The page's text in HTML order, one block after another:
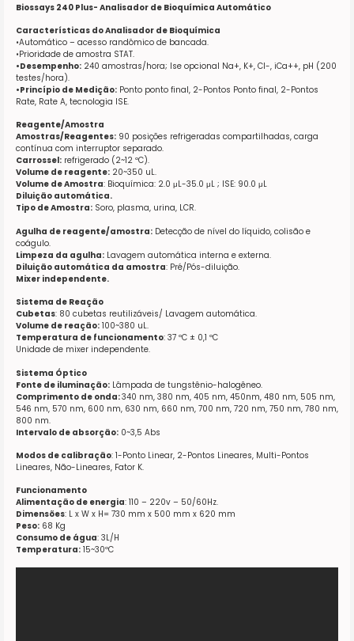
Biossays 240 Plus- Analisador de Bioquímica Automático
Características do Analisador de Bioquímica
•Automático – acesso randômico de bancada.
•Prioridade de amostra STAT.
•Desempenho: 240 amostras/hora; Ise opcional Na+, K+, Cl-, iCa++, pH (200
testes/hora).
•Princípio de Medição: Ponto ponto final, 2-Pontos Ponto final, 2-Pontos
Rate, Rate A, tecnologia ISE.
Reagente/Amostra
Amostras/Reagentes: 90 posições refrigeradas compartilhadas, carga
contínua com interruptor separado.
Carrossel: refrigerado (2~12 ºC).
Volume de reagente: 20~350 uL.
Volume de Amostra: Bioquímica: 2.0 μL-35.0 μL ; ISE: 90.0 μL
Diluição automática.
Tipo de Amostra: Soro, plasma, urina, LCR.
Agulha de reagente/amostra: Detecção de nível do líquido, colisão e
coágulo.
Limpeza da agulha: Lavagem automática interna e externa.
Diluição automática da amostra: Pré/Pós-diluição.
Mixer independente.
Sistema de Reação
Cubetas: 80 cubetas reutilizáveis/ Lavagem automática.
Volume de reação: 100~380 uL.
Temperatura de funcionamento: 37 ºC ± 0,1 ºC
Unidade de mixer independente.
Sistema Óptico
Fonte de iluminação: Lâmpada de tungstênio-halogêneo.
Comprimento de onda:340 nm, 380 nm, 405 nm, 450nm, 480 nm, 505 nm,
546 nm, 570 nm, 600 nm, 630 nm, 660 nm, 700 nm, 720 nm, 750 nm, 780 nm,
800 nm.
Intervalo de absorção: 0~3,5 Abs
Modos de calibração: 1-Ponto Linear, 2-Pontos Lineares, Multi-Pontos
Lineares, Não-Lineares, Fator K.
Funcionamento
Alimentação de energia: 110 – 220v – 50/60Hz.
Dimensões: L x W x H= 730 mm x 500 mm x 620 mm
Peso: 68 Kg
Consumo de água: 3L/H
Temperatura: 15~30ºC